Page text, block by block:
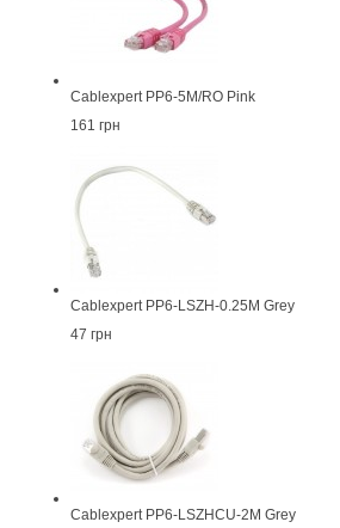
Cablexpert PP6-5M/RO Pink
161 грн
Cablexpert PP6-LSZH-0.25M Grey
47 грн
Cablexpert PP6-LSZHCU-2M Grey